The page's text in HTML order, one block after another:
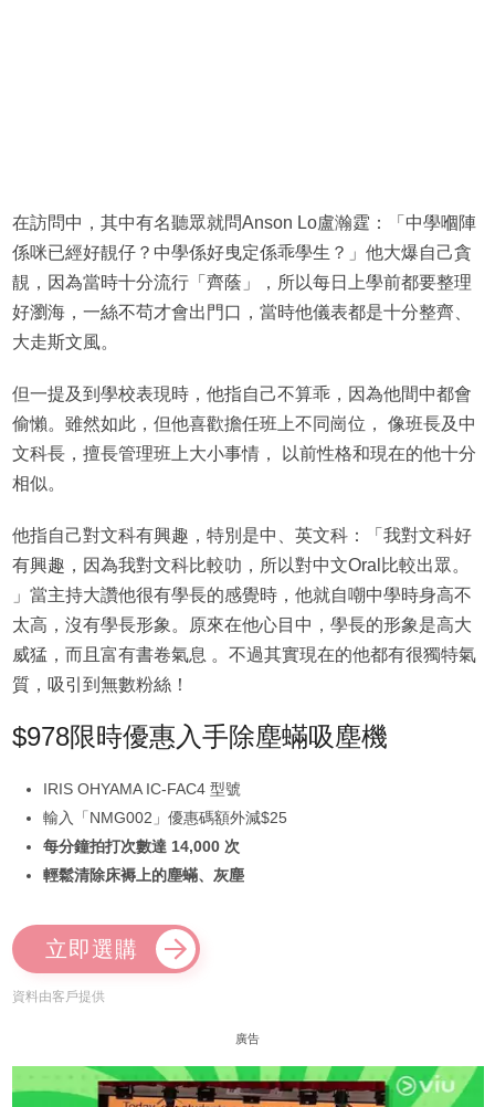
在訪問中，其中有名聽眾就問Anson Lo盧瀚霆：「中學嗰陣
係咪已經好靚仔？中學係好曳定係乖學生？」他大爆自己貪
靚，因為當時十分流行「齊蔭」，所以每日上學前都要整理
好瀏海，一絲不苟才會出門口，當時他儀表都是十分整齊、
大走斯文風。
但一提及到學校表現時，他指自己不算乖，因為他間中都會
偷懶。雖然如此，但他喜歡擔任班上不同崗位， 像班長及中
文科長，擅長管理班上大小事情， 以前性格和現在的他十分
相似。
他指自己對文科有興趣，特別是中、英文科：「我對文科好
有興趣，因為我對文科比較叻，所以對中文Oral比較出眾。
」當主持大讚他很有學長的感覺時，他就自嘲中學時身高不
太高，沒有學長形象。原來在他心目中，學長的形象是高大
威猛，而且富有書卷氣息 。不過其實現在的他都有很獨特氣
質，吸引到無數粉絲！
$978限時優惠入手除塵蟎吸塵機
IRIS OHYAMA IC-FAC4 型號
輸入「NMG002」優惠碼額外減$25
每分鐘拍打次數達 14,000 次
輕鬆清除床褥上的塵蟎、灰塵
立即選購
資料由客戶提供
廣告